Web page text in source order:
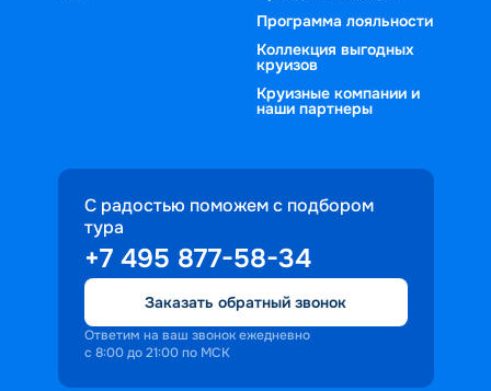
Программа лояльности
Коллекция выгодных
круизов
Круизные компании и
наши партнеры
С радостью поможем с подбором
тура
+7 495 877-58-34
Заказать обратный звонок
Ответим на ваш звонок ежедневно
с 8:00 до 21:00 по МСК